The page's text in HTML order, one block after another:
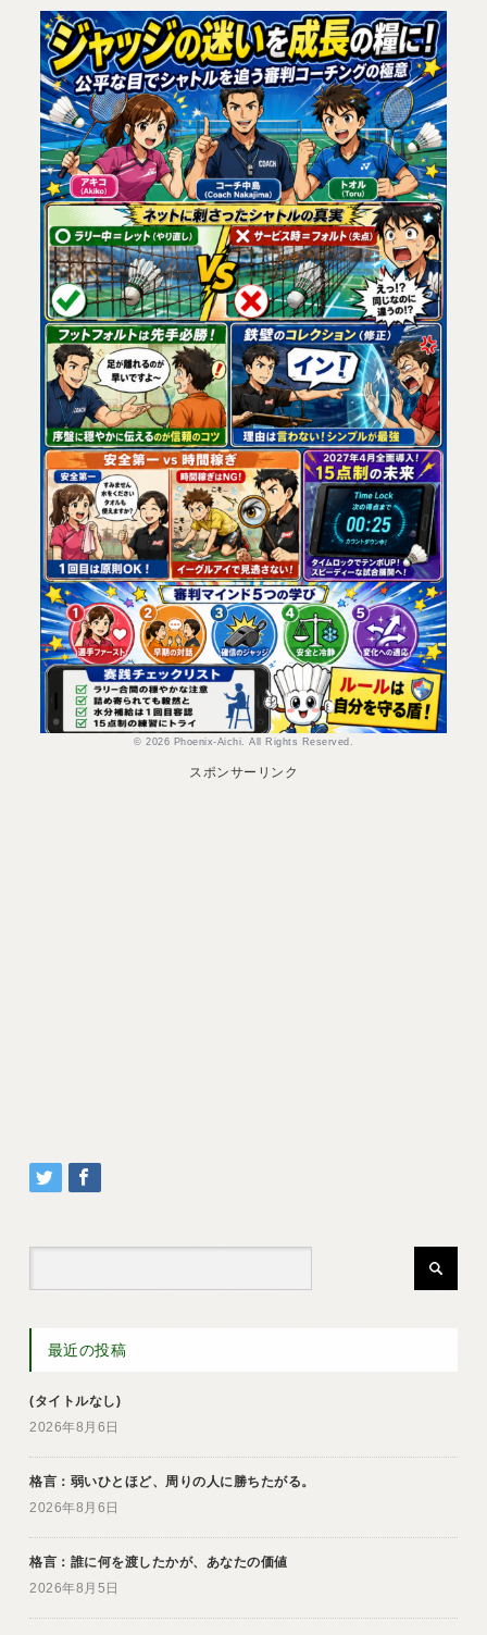
ー
© 2026 Phoenix-Aichi. All Rights Reserved.
スポンサーリンク
最近の投稿
(タイトルなし)
2026年8月6日
格言：弱いひとほど、周りの人に勝ちたがる。
2026年8月6日
格言：誰に何を渡したかが、あなたの価値
2026年8月5日